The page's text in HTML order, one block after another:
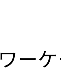
ー